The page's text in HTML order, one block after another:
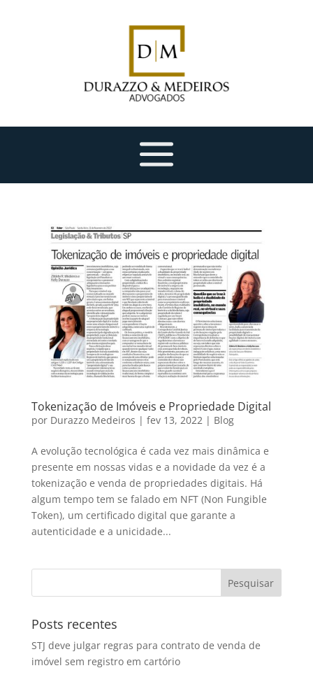
Tokenização de Imóveis e Propriedade Digital
por Durazzo Medeiros | fev 13, 2022| Blog
A evolução tecnológica é cada vez mais dinâmica e
presente em nossas vidas e a novidade da vez é a
tokenização e venda de propriedades digitais. Há
algum tempo tem se falado em NFT (Non Fungible
Token), um certificado digital que garante a
autenticidade e a unicidade...
Posts recentes
STJ deve julgar regras para contrato de venda de
imóvel sem registro em cartório